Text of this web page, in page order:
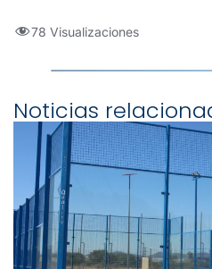
78 Visualizaciones
Noticias